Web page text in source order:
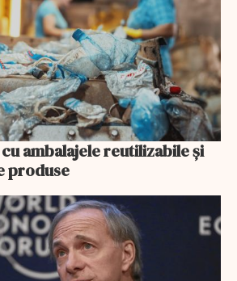
cu ambalajele reutilizabile și
produse